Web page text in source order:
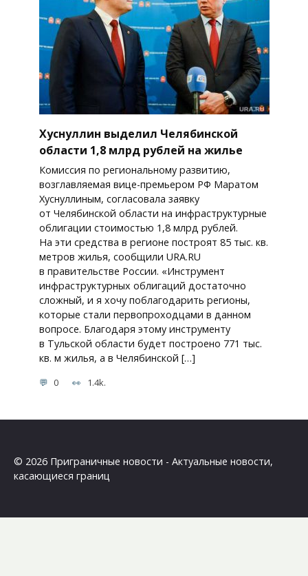
Хуснуллин выделил Челябинской
области 1,8 млрд рублей на жилье
Комиссия по региональному развитию,
возглавляемая вице-премьером РФ Маратом
Хуснуллиным, согласовала заявку
от Челябинской области на инфраструктурные
облигации стоимостью 1,8 млрд рублей.
На эти средства в регионе построят 85 тыс. кв.
метров жилья, сообщили URA.RU
в правительстве России. «Инструмент
инфраструктурных облигаций достаточно
сложный, и я хочу поблагодарить регионы,
которые стали первопроходцами в данном
вопросе. Благодаря этому инструменту
в Тульской области будет построено 771 тыс.
кв. м жилья, а в Челябинской […]
0 1.4k.
© 2026 Приграничные новости - Актуальные новости,
касающиеся границ